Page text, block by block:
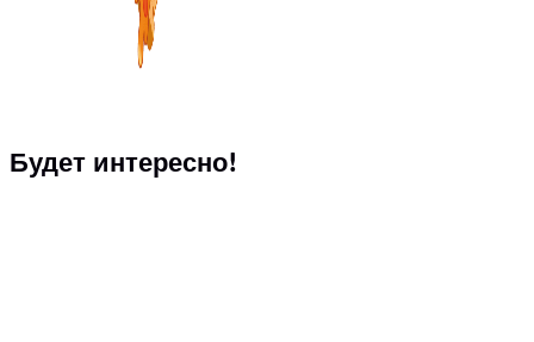
Будет интересно!